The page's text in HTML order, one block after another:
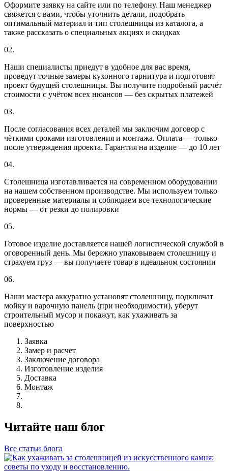
Оформите заявку на сайте или по телефону. Наш менеджер
свяжется с вами, чтобы уточнить детали, подобрать
оптимальный материал и тип столешницы из каталога, а
также рассказать о специальных акциях и скидках
02.
Наши специалисты приедут в удобное для вас время,
проведут точные замеры кухонного гарнитура и подготовят
проект будущей столешницы. Вы получите подробный расчёт
стоимости с учётом всех нюансов — без скрытых платежей
03.
После согласования всех деталей мы заключим договор с
чёткими сроками изготовления и монтажа. Оплата — только
после утверждения проекта. Гарантия на изделие — до 10 лет
04.
Столешница изготавливается на современном оборудовании
на нашем собственном производстве. Мы используем только
проверенные материалы и соблюдаем все технологические
нормы — от резки до полировки
05.
Готовое изделие доставляется нашей логистической службой в
оговоренный день. Мы бережно упаковываем столешницу и
страхуем груз — вы получаете товар в идеальном состоянии
06.
Наши мастера аккуратно установят столешницу, подключат
мойку и варочную панель (при необходимости), уберут
строительный мусор и покажут, как ухаживать за
поверхностью
Заявка
Замер и расчет
Заключение договора
Изготовление изделия
Доставка
Монтаж
Читайте наш блог
Все статьи блога